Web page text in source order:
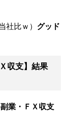
社比ｗ） グッド
収支】結果
副業・ＦＸ収支